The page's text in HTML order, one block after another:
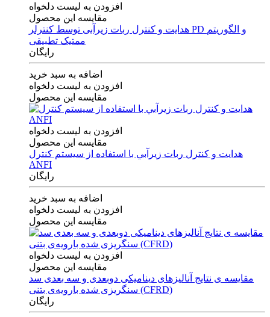
افزودن به لیست دلخواه
مقایسه این محصول
هدایت و کنترل ربات زیرآبی توسط کنترلر PD و الگوریتم
ممتیک تطبیقی
رایگان
اضافه به سبد خرید
افزودن به لیست دلخواه
مقایسه این محصول
افزودن به لیست دلخواه
مقایسه این محصول
هدايت و كنترل ربات زيرآبي با استفاده از سيستم كنترل
ANFI
رایگان
اضافه به سبد خرید
افزودن به لیست دلخواه
مقایسه این محصول
افزودن به لیست دلخواه
مقایسه این محصول
مقایسه ی‌ نتایج آنالیزهای‌ دینامیکی‌ دوبعدی‌ و‌ سه بعدی‌ سد
سنگریزی‌ شده با‌رویه‌ی‌ بتنی‌ (CFRD)
رایگان